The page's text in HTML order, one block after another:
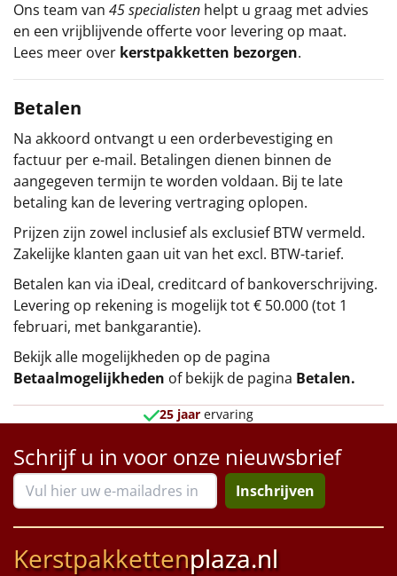
Ons team van 45 specialisten helpt u graag met advies
en een vrijblijvende offerte voor levering op maat.
Lees meer over kerstpakketten bezorgen.
Betalen
Na akkoord ontvangt u een orderbevestiging en
factuur per e-mail. Betalingen dienen binnen de
aangegeven termijn te worden voldaan. Bij te late
betaling kan de levering vertraging oplopen.
Prijzen zijn zowel inclusief als exclusief BTW vermeld.
Zakelijke klanten gaan uit van het excl. BTW-tarief.
Betalen kan via iDeal, creditcard of bankoverschrijving.
Levering op rekening is mogelijk tot € 50.000 (tot 1
februari, met bankgarantie).
Bekijk alle mogelijkheden op de pagina
Betaalmogelijkheden of bekijk de pagina Betalen.
25 jaar ervaring
Schrijf u in voor onze nieuwsbrief
Inschrijven
Kerstpakkettenplaza.nl